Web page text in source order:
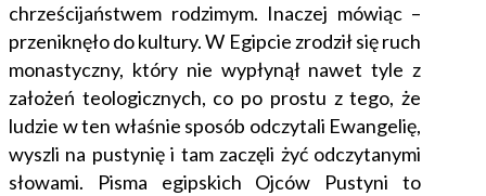
chrześcijaństwem rodzimym. Inaczej mówiąc –
przeniknęło do kultury. W Egipcie zrodził się ruch
monastyczny, który nie wypłynął nawet tyle z
założeń teologicznych, co po prostu z tego, że
ludzie w ten właśnie sposób odczytali Ewangelię,
wyszli na pustynię i tam zaczęli żyć odczytanymi
słowami. Pisma egipskich Ojców Pustyni to